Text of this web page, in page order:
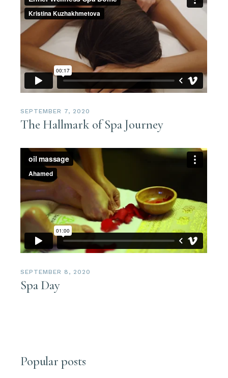
SEPTEMBER 7, 2020
The Hallmark of Spa Journey
SEPTEMBER 8, 2020
Spa Day
Popular posts